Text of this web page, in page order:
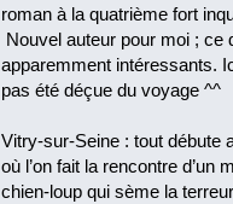
roman à la quatrième fort
Nouvel auteur pour moi ; ce
apparemment intéressants.
pas été déçue du voyage ^^
Vitry-sur-Seine : tout débute
où l’on fait la rencontre
chien-loup qui sème la